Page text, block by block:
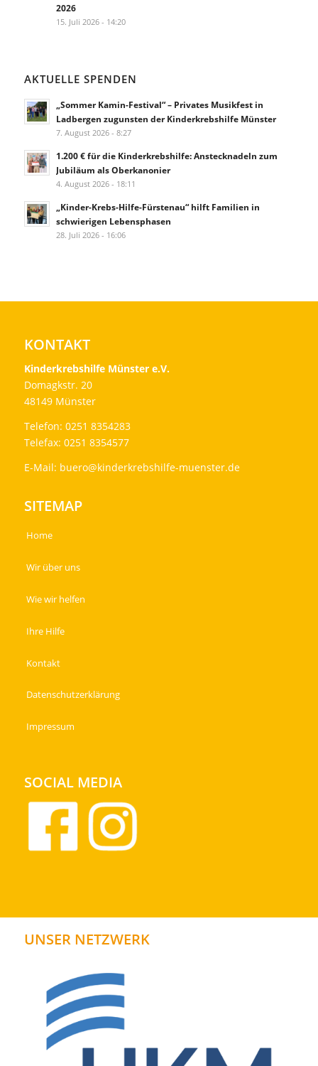
2026
15. Juli 2026 - 14:20
AKTUELLE SPENDEN
„Sommer Kamin-Festival“ – Privates Musikfest in
Ladbergen zugunsten der Kinderkrebshilfe Münster
7. August 2026 - 8:27
1.200 € für die Kinderkrebshilfe: Anstecknadeln zum
Jubiläum als Oberkanonier
4. August 2026 - 18:11
„Kinder-Krebs-Hilfe-Fürstenau“ hilft Familien in
schwierigen Lebensphasen
28. Juli 2026 - 16:06
KONTAKT
Kinderkrebshilfe Münster e.V.
Domagkstr. 20
48149 Münster
Telefon: 0251 8354283
Telefax: 0251 8354577
E-Mail: buero@kinderkrebshilfe-muenster.de
SITEMAP
Home
Wir über uns
Wie wir helfen
Ihre Hilfe
Kontakt
Datenschutzerklärung
Impressum
SOCIAL MEDIA
UNSER NETZWERK